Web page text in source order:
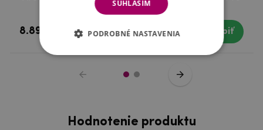
8.89 € Skladom Kúpiť
Hodnotenie produktu
SÚHLASÍM
PODROBNÉ NASTAVENIA